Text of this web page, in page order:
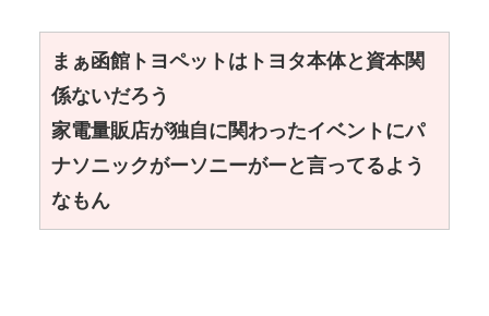
まぁ函館トヨペットはトヨタ本体と資本関
係ないだろう
家電量販店が独自に関わったイベントにパ
ナソニックがーソニーがーと言ってるよう
なもん